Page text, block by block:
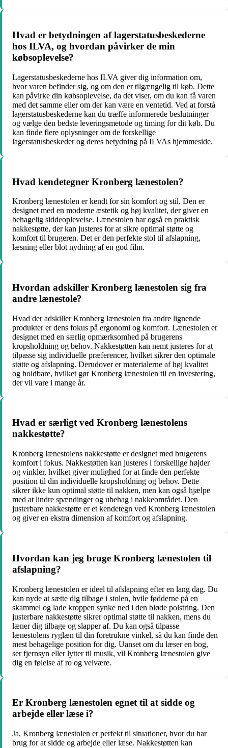
Hvad er betydningen af ​​lagerstatusbeskederne
hos ILVA, og hvordan påvirker de min
købsoplevelse?
Lagerstatusbeskederne hos ILVA giver dig information om,
hvor varen befinder sig, og om den er tilgængelig til køb. Dette
kan påvirke din købsoplevelse, da det viser, om du kan få varen
med det samme eller om der kan være en ventetid. Ved at forstå
lagerstatusbeskederne kan du træffe informerede beslutninger
og vælge den bedste leveringsmetode og timing for dit køb. Du
kan finde flere oplysninger om de forskellige
lagerstatusbeskeder og deres betydning på ILVAs hjemmeside.
Hvad kendetegner Kronberg lænestolen?
Kronberg lænestolen er kendt for sin komfort og stil. Den er
designet med en moderne æstetik og høj kvalitet, der giver en
behagelig siddeoplevelse. Lænestolen har også en praktisk
nakkestøtte, der kan justeres for at sikre optimal støtte og
komfort til brugeren. Det er den perfekte stol til afslapning,
læsning eller blot nydning af en god film.
Hvordan adskiller Kronberg lænestolen sig fra
andre lænestole?
Hvad der adskiller Kronberg lænestolen fra andre lignende
produkter er dens fokus på ergonomi og komfort. Lænestolen er
designet med en særlig opmærksomhed på brugerens
kropsholdning og behov. Nakkestøtten kan nemt justeres for at
tilpasse sig individuelle præferencer, hvilket sikrer den optimale
støtte og afslapning. Derudover er materialerne af høj kvalitet
og holdbare, hvilket gør Kronberg lænestolen til en investering,
der vil vare i mange år.
Hvad er særligt ved Kronberg lænestolens
nakkestøtte?
Kronberg lænestolens nakkestøtte er designet med brugerens
komfort i fokus. Nakkestøtten kan justeres i forskellige højder
og vinkler, hvilket giver mulighed for at finde den perfekte
position til din individuelle kropsholdning og behov. Dette
sikrer ikke kun optimal støtte til nakken, men kan også hjælpe
med at lindre spændinger og ubehag i nakkeområdet. Den
justerbare nakkestøtte er et kendetegn ved Kronberg lænestolen
og giver en ekstra dimension af komfort og afslapning.
Hvordan kan jeg bruge Kronberg lænestolen til
afslapning?
Kronberg lænestolen er ideel til afslapning efter en lang dag. Du
kan nyde at sætte dig tilbage i stolen, hvile fødderne på en
skammel og lade kroppen synke ned i den bløde polstring. Den
justerbare nakkestøtte sikrer optimal støtte til nakken, mens du
læner dig tilbage og slapper af. Du kan også tilpasse
lænestolens ryglæn til din foretrukne vinkel, så du kan finde den
mest behagelige position for dig. Uanset om du læser en bog,
ser fjernsyn eller lytter til musik, vil Kronberg lænestolen give
dig en følelse af ro og velvære.
Er Kronberg lænestolen egnet til at sidde og
arbejde eller læse i?
Ja, Kronberg lænestolen er perfekt til situationer, hvor du har
brug for at sidde og arbejde eller læse. Nakkestøtten kan